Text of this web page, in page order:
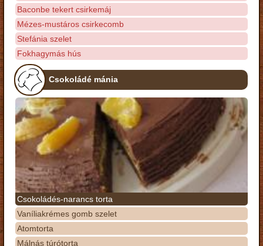
Baconbe tekert csirkemáj
Mézes-mustáros csirkecomb
Stefánia szelet
Fokhagymás hús
Csokoládé mánia
Csokoládés-narancs torta
Vaníliakrémes gomb szelet
Atomtorta
Málnás túrótorta